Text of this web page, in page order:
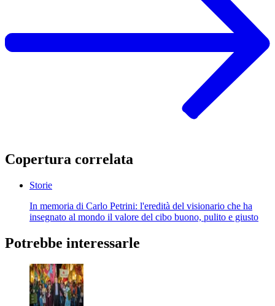
Copertura correlata
Storie
In memoria di Carlo Petrini: l'eredità del visionario che ha
insegnato al mondo il valore del cibo buono, pulito e giusto
Potrebbe interessarle